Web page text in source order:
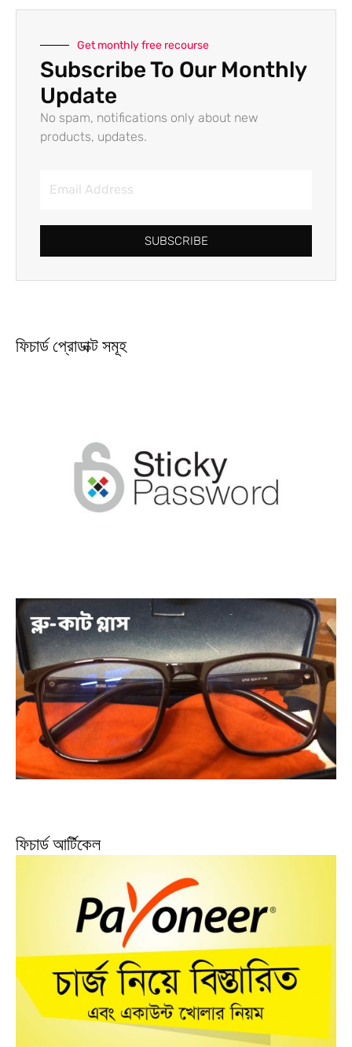
Get monthly free recourse
Subscribe To Our Monthly
Update
No spam, notifications only about new
products, updates.
SUBSCRIBE
ফিচার্ড প্রোডাক্ট সমূহ
ফিচার্ড আর্টিকেল